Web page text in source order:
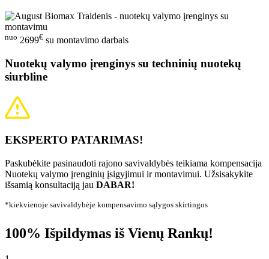
nuo 2699€ su montavimo darbais
Nuotekų valymo įrenginys su techninių nuotekų
siurbline
EKSPERTO PATARIMAS!
Paskubėkite pasinaudoti rajono savivaldybės teikiama kompensacija
Nuotekų valymo įrenginių įsigyjimui ir montavimui. Užsisakykite
išsamią konsultaciją jau DABAR!
*kiekvienoje savivaldybėje kompensavimo sąlygos skirtingos
100% Išpildymas iš Vienų Rankų!